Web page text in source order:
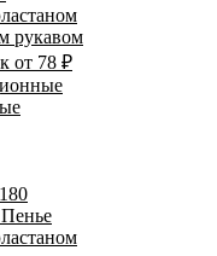
рукавом
от 78 ₽